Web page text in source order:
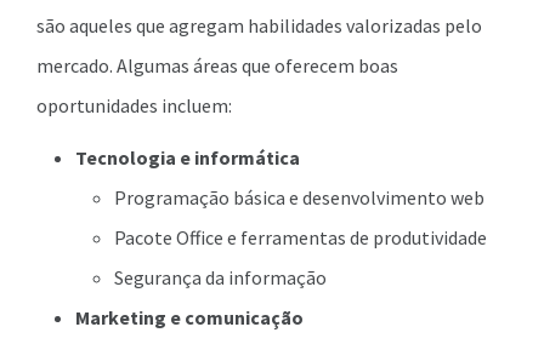
são aqueles que agregam habilidades valorizadas pelo
mercado. Algumas áreas que oferecem boas
oportunidades incluem:
Tecnologia e informática
Programação básica e desenvolvimento web
Pacote Office e ferramentas de produtividade
Segurança da informação
Marketing e comunicação